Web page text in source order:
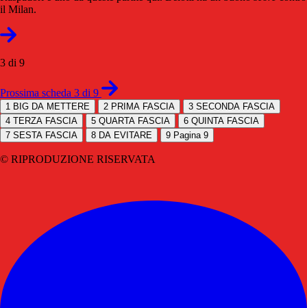
il Milan.
3 di 9
Prossima scheda 3 di 9
1 BIG DA METTERE 2 PRIMA FASCIA 3 SECONDA FASCIA
4 TERZA FASCIA 5 QUARTA FASCIA 6 QUINTA FASCIA
7 SESTA FASCIA 8 DA EVITARE 9 Pagina 9
© RIPRODUZIONE RISERVATA